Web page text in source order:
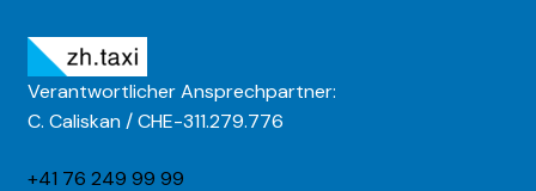
Verantwortlicher Ansprechpartner:
C. Caliskan / CHE-311.279.776
+41 76 249 99 99